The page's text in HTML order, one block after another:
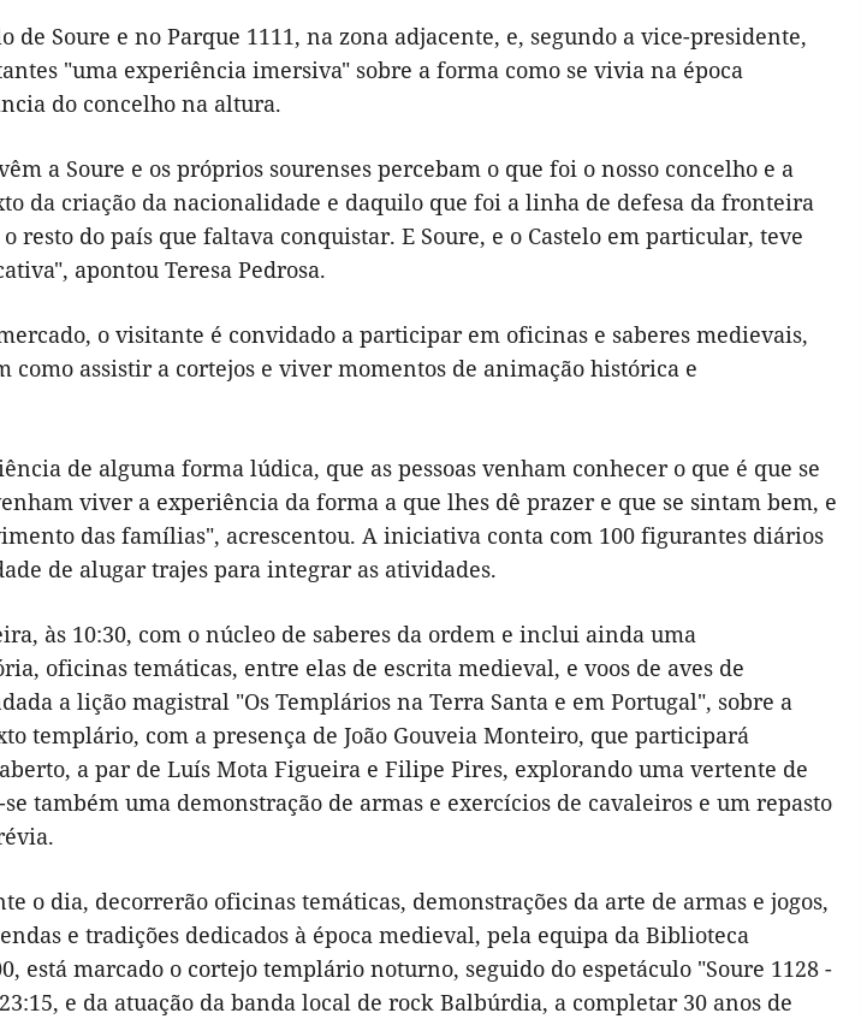
de Soure e no Parque 1111, na zona adjacente, e, segundo a vice-presidente,
"uma experiência imersiva" sobre a forma como se vivia na época
do concelho na altura.
a Soure e os próprios sourenses percebam o que foi o nosso concelho e a
da criação da nacionalidade e daquilo que foi a linha de defesa da fronteira
resto do país que faltava conquistar. E Soure, e o Castelo em particular, teve
apontou Teresa Pedrosa.
o visitante é convidado a participar em oficinas e saberes medievais,
como assistir a cortejos e viver momentos de animação histórica e
de alguma forma lúdica, que as pessoas venham conhecer o que é que se
viver a experiência da forma a que lhes dê prazer e que se sintam bem, e
das famílias", acrescentou. A iniciativa conta com 100 figurantes diários
de alugar trajes para integrar as atividades.
às 10:30, com o núcleo de saberes da ordem e inclui ainda uma
oficinas temáticas, entre elas de escrita medieval, e voos de aves de
a lição magistral "Os Templários na Terra Santa e em Portugal", sobre a
templário, com a presença de João Gouveia Monteiro, que participará
a par de Luís Mota Figueira e Filipe Pires, explorando uma vertente de
também uma demonstração de armas e exercícios de cavaleiros e um repasto
o dia, decorrerão oficinas temáticas, demonstrações da arte de armas e jogos,
e tradições dedicados à época medieval, pela equipa da Biblioteca
está marcado o cortejo templário noturno, seguido do espetáculo "Soure 1128 -
e da atuação da banda local de rock Balbúrdia, a completar 30 anos de